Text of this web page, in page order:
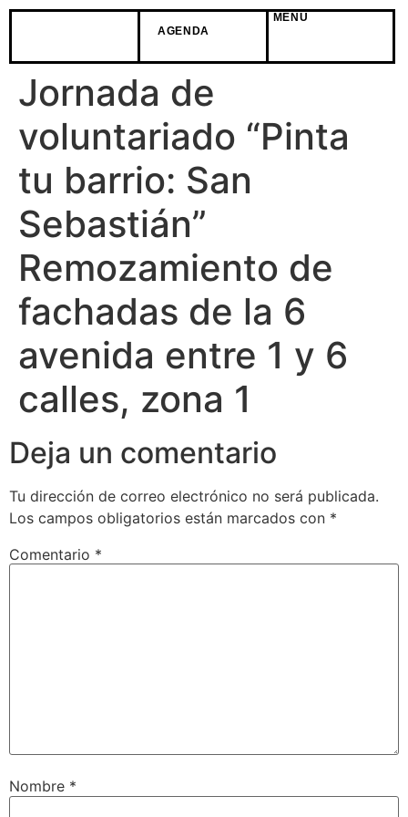
AGENDA
MENÚ
Jornada de
voluntariado “Pinta
tu barrio: San
Sebastián”
Remozamiento de
fachadas de la 6
avenida entre 1 y 6
calles, zona 1
Deja un comentario
Tu dirección de correo electrónico no será publicada.
Los campos obligatorios están marcados con *
Comentario *
Nombre *